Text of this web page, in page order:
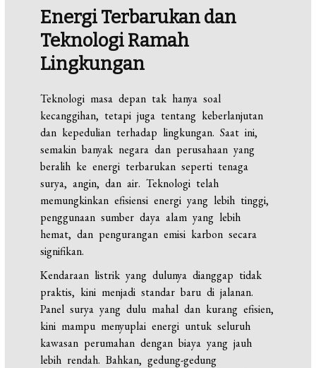
Energi Terbarukan dan
Teknologi Ramah
Lingkungan
Teknologi masa depan tak hanya soal
kecanggihan, tetapi juga tentang keberlanjutan
dan kepedulian terhadap lingkungan. Saat ini,
semakin banyak negara dan perusahaan yang
beralih ke energi terbarukan seperti tenaga
surya, angin, dan air. Teknologi telah
memungkinkan efisiensi energi yang lebih tinggi,
penggunaan sumber daya alam yang lebih
hemat, dan pengurangan emisi karbon secara
signifikan.
Kendaraan listrik yang dulunya dianggap tidak
praktis, kini menjadi standar baru di jalanan.
Panel surya yang dulu mahal dan kurang efisien,
kini mampu menyuplai energi untuk seluruh
kawasan perumahan dengan biaya yang jauh
lebih rendah. Bahkan, gedung-gedung